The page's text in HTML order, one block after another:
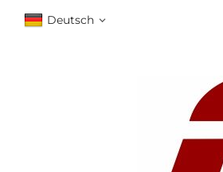
Deutsch